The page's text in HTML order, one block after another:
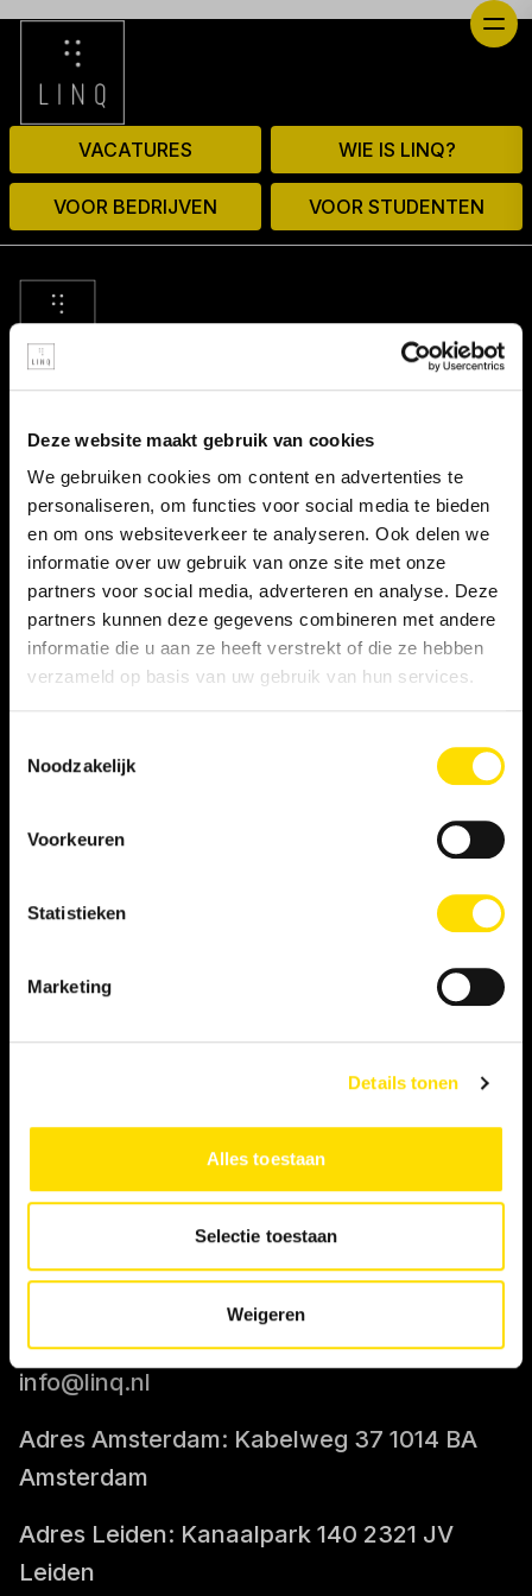
Deze website maakt gebruik van cookies
We gebruiken cookies om content en advertenties te
personaliseren, om functies voor social media te bieden
en om ons websiteverkeer te analyseren. Ook delen we
informatie over uw gebruik van onze site met onze
partners voor social media, adverteren en analyse. Deze
partners kunnen deze gegevens combineren met andere
informatie die u aan ze heeft verstrekt of die ze hebben
verzameld op basis van uw gebruik van hun services.
Noodzakelijk
Voorkeuren
Statistieken
Marketing
Details tonen
Alles toestaan
Selectie toestaan
Weigeren
VACATURES WIE IS LINQ?
VOOR BEDRIJVEN VOOR STUDENTEN
LINKS
Algemene voorwaarden NBBU
Privacy statement
Persooneelsgids uitzendkrachten
Klacht indienen
WERKNEMER
Vacatures
Tarief berekenen
CONTACT
info@linq.nl
Adres Amsterdam: Kabelweg 37 1014 BA
Amsterdam
Adres Leiden: Kanaalpark 140 2321 JV
Leiden